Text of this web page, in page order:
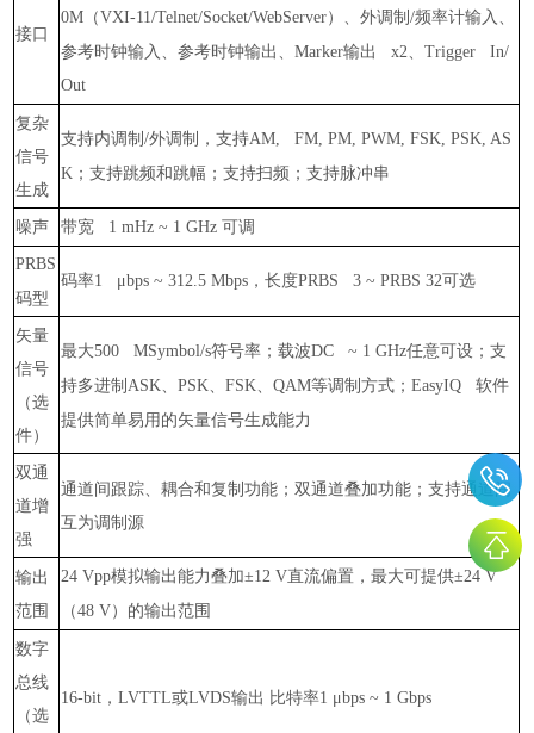
接口
0M （VXI-11/Telnet/Socket/WebServer）、外调制/频率计输入、
参考时钟输入、参考时钟输出、Marker输出 x2 、Trigger In/
Out
复杂
信号
生成
支持内调制/外调制，支持AM, FM, PM, PWM, FSK, PSK, AS
K ；支持跳频和跳幅；支持扫频；支持脉冲串
噪声 带宽 1 mHz ~ 1 GHz可调
PRBS
码型
码率1 μbps ~ 312.5 Mbps ，长度PRBS 3 ~ PRBS 32可选
矢量
信号
（选
件）
最大500 MSymbol/s符号率；载波DC ~ 1 GHz任意可设；支
持多进制 ASK 、PSK 、FSK 、QAM等调制方式；EasyIQ软件
提供简单易用的矢量信号生成能力
双通
道增
强
通道间跟踪、耦合和复制功能；双通道叠加功能；支持通道间
互为调制源
输出
范围
24 Vpp模拟输出能力叠加±12 V直流偏置，最大可提供±24 V
（48 V）的输出范围
数字
总线
（选
16-bit ，LVTTL或LVDS输出 比特率1 μbps ~ 1 Gbps